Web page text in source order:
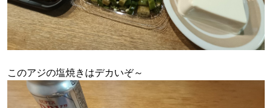
このアジの塩焼きはデカいぞ～